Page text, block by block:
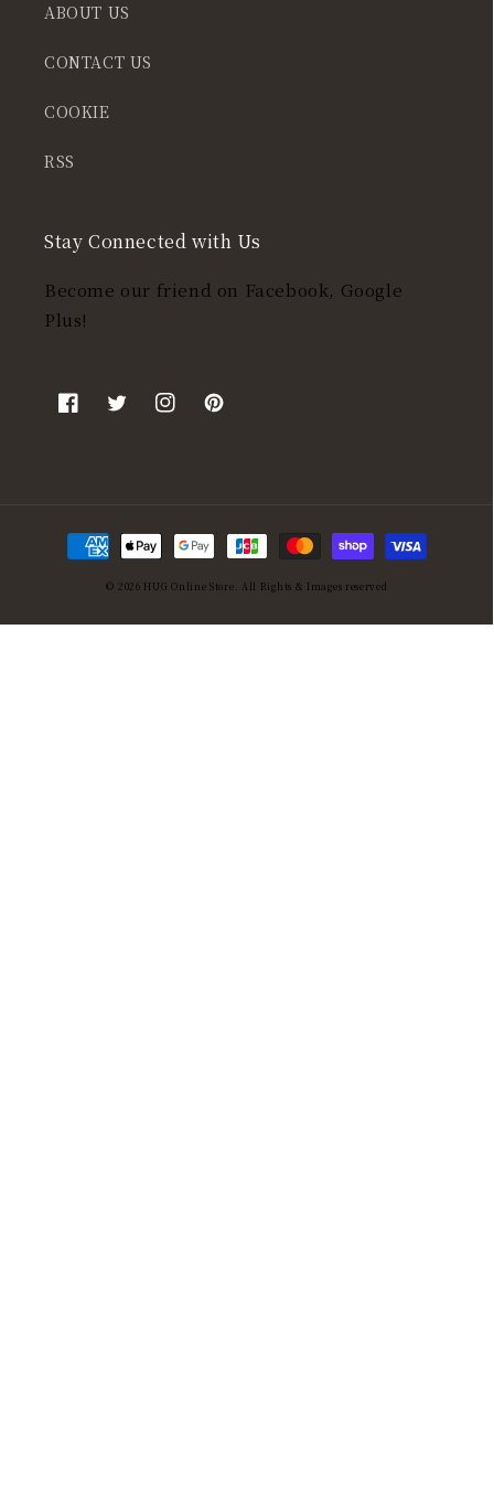
ABOUT US
CONTACT US
COOKIE
RSS
Stay Connected with Us
Become our friend on Facebook, Google
Plus!
FacebookTwitterInstagramPinterest
決
済
法
© 2026 HUG Online Store . All Rights & Images reserved